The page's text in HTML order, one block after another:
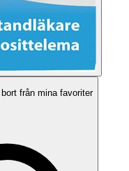
från mina favoriter